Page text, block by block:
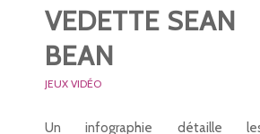
VEDETTE SEAN
BEAN
JEUX VIDÉO
Un infographie détaille